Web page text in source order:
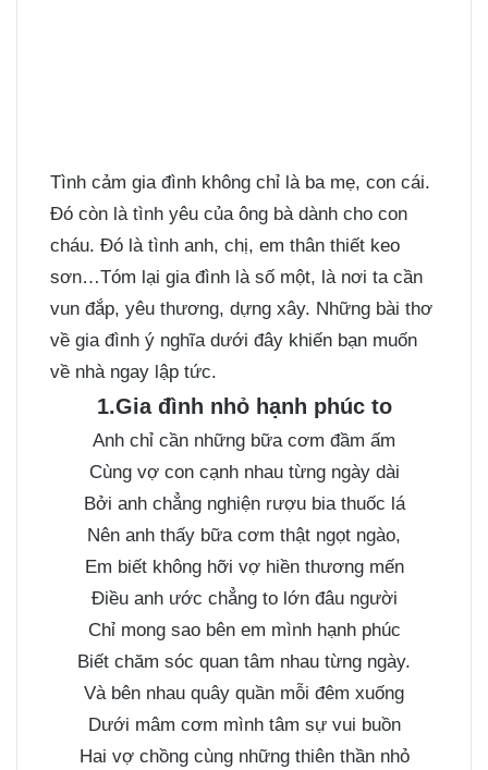
Tình cảm gia đình không chỉ là ba mẹ, con cái.
Đó còn là tình yêu của ông bà dành cho con
cháu. Đó là tình anh, chị, em thân thiết keo
sơn…Tóm lại gia đình là số một, là nơi ta cần
vun đắp, yêu thương, dựng xây. Những bài thơ
về gia đình ý nghĩa dưới đây khiến bạn muốn
về nhà ngay lập tức.
1.Gia đình nhỏ hạnh phúc to
Anh chỉ cần những bữa cơm đầm ấm
Cùng vợ con cạnh nhau từng ngày dài
Bởi anh chẳng nghiện rượu bia thuốc lá
Nên anh thấy bữa cơm thật ngọt ngào,
Em biết không hỡi vợ hiền thương mến
Điều anh ước chẳng to lớn đâu người
Chỉ mong sao bên em mình hạnh phúc
Biết chăm sóc quan tâm nhau từng ngày.
Và bên nhau quây quần mỗi đêm xuống
Dưới mâm cơm mình tâm sự vui buồn
Hai vợ chồng cùng những thiên thần nhỏ